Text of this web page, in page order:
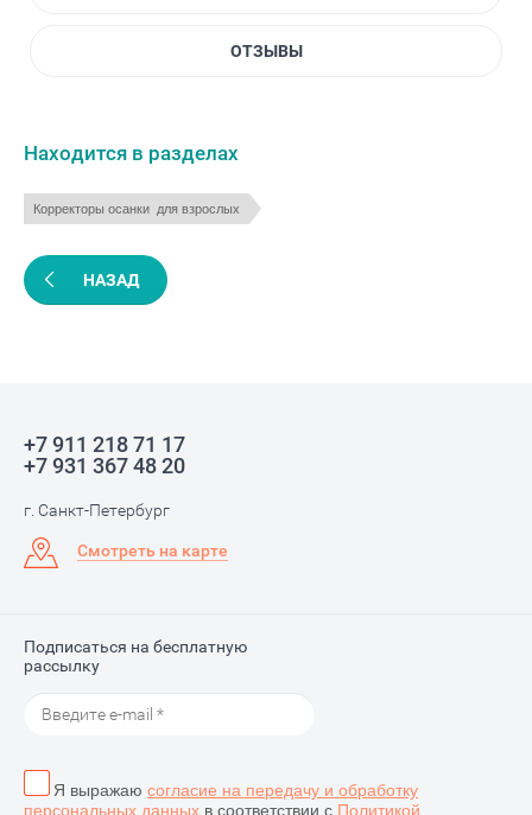
ОТЗЫВЫ
Находится в разделах
Корректоры осанки  для взрослых
НАЗАД
+7 911 218 71 17
+7 931 367 48 20
г. Санкт-Петербург
Смотреть на карте
Подписаться на бесплатную
рассылку
Я выражаю согласие на передачу и обработку
персональных данных в соответствии с Политикой